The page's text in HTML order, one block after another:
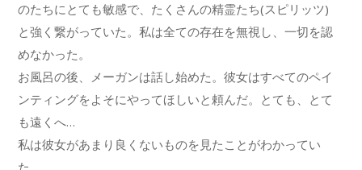
のたちにとても敏感で、たくさんの精霊たち(スピリッツ)
と強く繋がっていた。私は全ての存在を無視し、一切を認
めなかった。
お風呂の後、メーガンは話し始めた。彼女はすべてのペイ
ンティングをよそにやってほしいと頼んだ。とても、とて
も遠くへ…
私は彼女があまり良くないものを見たことがわかってい